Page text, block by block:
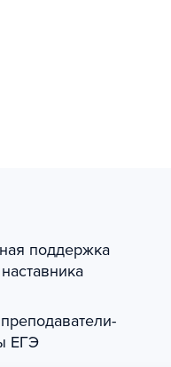
поддержка
ЕГЭ